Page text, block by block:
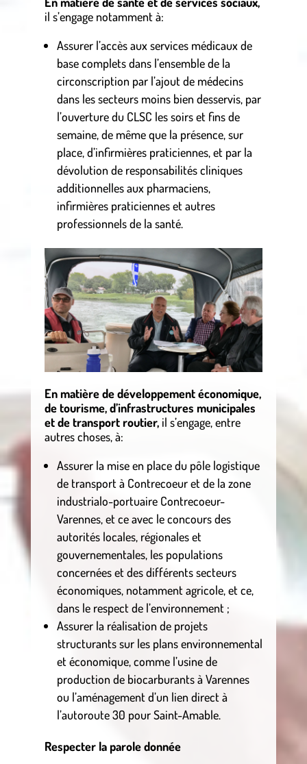
il s’engage notamment à:
Assurer l’accès aux services médicaux de
base complets dans l’ensemble de la
circonscription par l’ajout de médecins
dans les secteurs moins bien desservis, par
l’ouverture du CLSC les soirs et fins de
semaine, de même que la présence, sur
place, d’infirmières praticiennes, et par la
dévolution de responsabilités cliniques
additionnelles aux pharmaciens,
infirmières praticiennes et autres
professionnels de la santé.
En matière de développement économique,
de tourisme, d’infrastructures municipales
et de transport routier,il s’engage, entre
autres choses, à:
Assurer la mise en place du pôle logistique
de transport à Contrecoeur et de la zone
industrialo-portuaire Contrecoeur-
Varennes, et ce avec le concours des
autorités locales, régionales et
gouvernementales, les populations
concernées et des différents secteurs
économiques, notamment agricole, et ce,
dans le respect de l’environnement ;
Assurer la réalisation de projets
structurants sur les plans environnemental
et économique, comme l’usine de
production de biocarburants à Varennes
ou l’aménagement d’un lien direct à
l’autoroute 30 pour Saint-Amable.
Respecter la parole donnée